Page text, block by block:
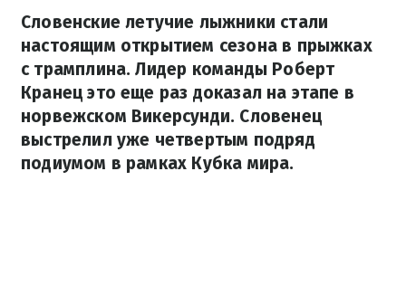
Словенские летучие лыжники стали
настоящим открытием сезона в прыжках
с трамплина. Лидер команды Роберт
Кранец это еще раз доказал на этапе в
норвежском Викерсунди. Словенец
выстрелил уже четвертым подряд
подиумом в рамках Кубка мира.